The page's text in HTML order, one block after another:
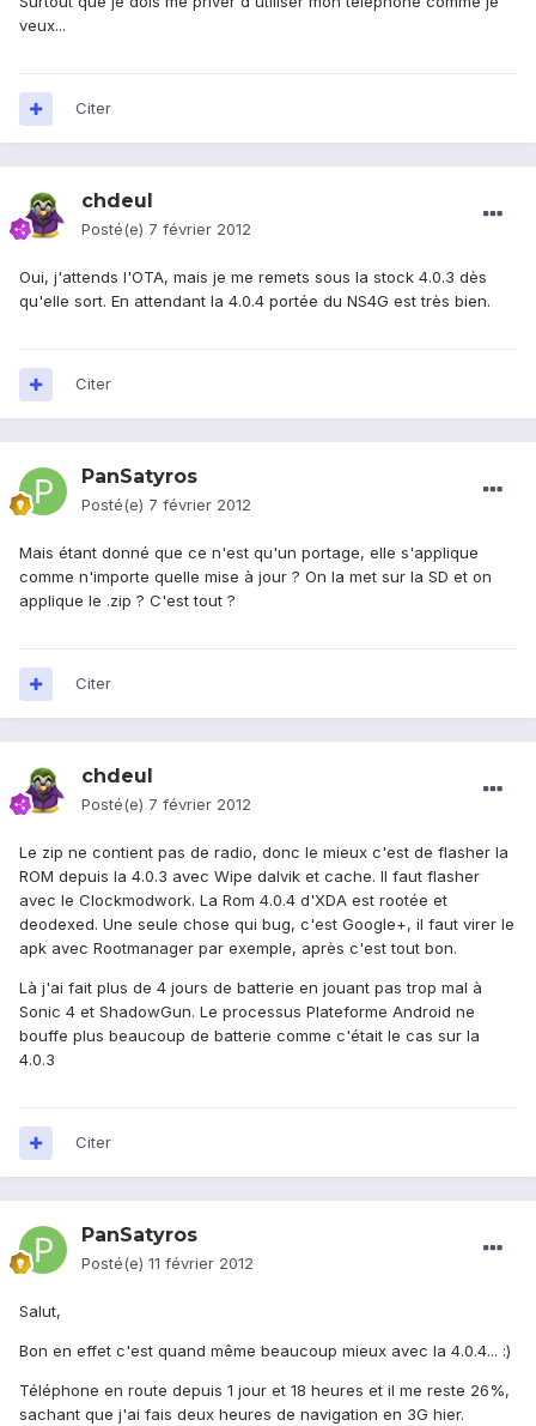
veux...
Citer
chdeul
Posté(e) 7 février 2012
Oui, j'attends l'OTA, mais je me remets sous la stock 4.0.3 dès
qu'elle sort. En attendant la 4.0.4 portée du NS4G est très bien.
Citer
PanSatyros
Posté(e) 7 février 2012
Mais étant donné que ce n'est qu'un portage, elle s'applique
comme n'importe quelle mise à jour ? On la met sur la SD et on
applique le .zip ? C'est tout ?
Citer
chdeul
Posté(e) 7 février 2012
Le zip ne contient pas de radio, donc le mieux c'est de flasher la
ROM depuis la 4.0.3 avec Wipe dalvik et cache. Il faut flasher
avec le Clockmodwork. La Rom 4.0.4 d'XDA est rootée et
deodexed. Une seule chose qui bug, c'est Google+, il faut virer le
apk avec Rootmanager par exemple, après c'est tout bon.
Là j'ai fait plus de 4 jours de batterie en jouant pas trop mal à
Sonic 4 et ShadowGun. Le processus Plateforme Android ne
bouffe plus beaucoup de batterie comme c'était le cas sur la
4.0.3
Citer
PanSatyros
Posté(e) 11 février 2012
Salut,
Bon en effet c'est quand même beaucoup mieux avec la 4.0.4... :)
Téléphone en route depuis 1 jour et 18 heures et il me reste 26%,
sachant que j'ai fais deux heures de navigation en 3G hier.